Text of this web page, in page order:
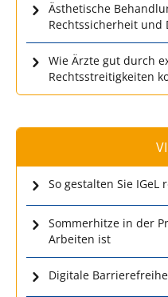
Ästhetische
Rechtssicherheit und
Wie Ärzte gut durch
Rechtsstreitigkeiten
So gestalten Sie IGeL
Sommerhitze in der
Arbeiten ist
Digitale